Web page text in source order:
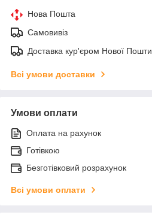
Нова Пошта
Самовивіз
Доставка кур'єром Нової Пошти
Всі умови доставки
Умови оплати
Оплата на рахунок
Готівкою
Безготівковий розрахунок
Всі умови оплати